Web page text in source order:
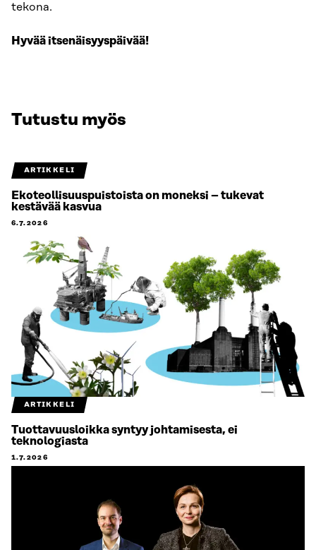
tekona.
Hyvää itsenäisyyspäivää!
Tutustu myös
ARTIKKELI
Ekoteollisuuspuistoista on moneksi – tukevat
kestävää kasvua
6.7.2026
ARTIKKELI
Tuottavuusloikka syntyy johtamisesta, ei
teknologiasta
1.7.2026